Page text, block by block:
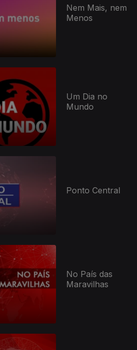
Nem Mais, nem
Menos
Um Dia no
Mundo
Ponto Central
No País das
Maravilhas